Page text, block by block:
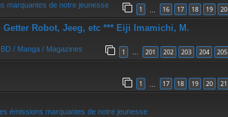
marquantes de notre jeunesse 1 16 17 18 19 20
Getter Robot, Jeeg, etc *** Eiji Imamichi, M.
/ Manga / Magazines 1 … 201 202 203 204 205
1 17 18 19 20 21
émissions marquantes de notre jeunesse